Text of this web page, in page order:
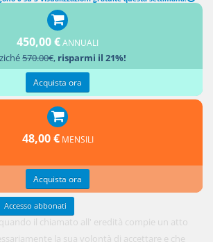
il chiamato all' eredità compie un atto
la sua volontà di accettare e che
450,00 €ANNUALI
570.00€, risparmi il 21%!
Acquista ora
48,00 € MENSILI
Acquista ora
Accesso abbonati